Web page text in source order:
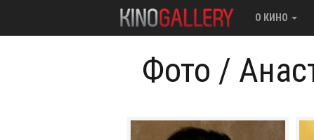
О КИНО
Фото /